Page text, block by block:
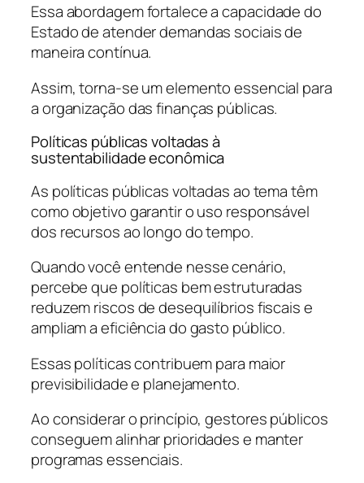
Essa abordagem fortalece a capacidade do
Estado de atender demandas sociais de
maneira contínua.
Assim, torna-se um elemento essencial para
a organização das finanças públicas.
Políticas públicas voltadas à
sustentabilidade econômica
As políticas públicas voltadas ao tema têm
como objetivo garantir o uso responsável
dos recursos ao longo do tempo.
Quando você entende nesse cenário,
percebe que políticas bem estruturadas
reduzem riscos de desequilíbrios fiscais e
ampliam a eficiência do gasto público.
Essas políticas contribuem para maior
previsibilidade e planejamento.
Ao considerar o princípio, gestores públicos
conseguem alinhar prioridades e manter
programas essenciais.